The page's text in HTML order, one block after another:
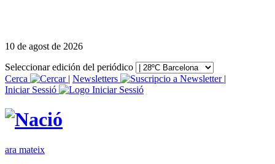
10 de agost de 2026
Seleccionar edición del periódico
Cerca
| Newsletters
|
Iniciar Sessió
ara mateix